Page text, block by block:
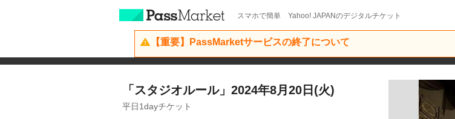
スマホで簡単 Yahoo! JAPANのデジタルチケット
【重要】PassMarketサービスの終了について
「スタジオルール」2024年8月20日(火)
平日1dayチケット